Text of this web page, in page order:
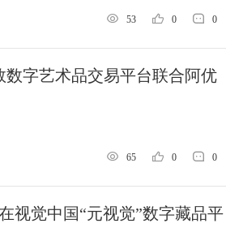
53 0 0
数字艺术品交易平台联合阿优
65 0 0
视觉中国“元视觉”数字藏品平